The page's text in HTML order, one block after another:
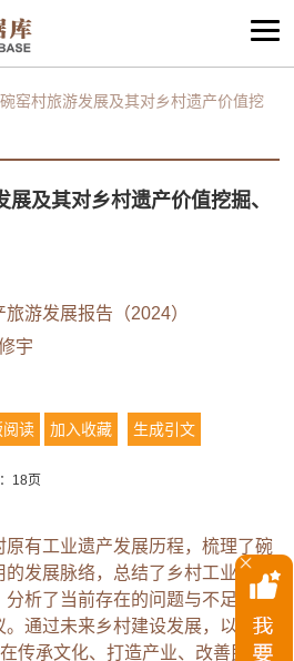
窑村旅游发展及其对乡村遗产价值挖
及其对乡村遗产价值挖掘、
游发展报告（2024）
宇
阅读 加入收藏 生成引文
18页
原有工业遗产发展历程，梳理了碗
发展脉络，总结了乡村工业遗产
析了当前存在的问题与不足，并
通过未来乡村建设发展，以做好
传承文化、打造产业、改善民